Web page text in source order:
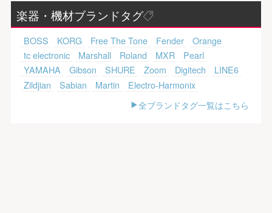
楽器・機材ブランドタグ
BOSS KORG Free The Tone Fender
Orange
tc electronic
Marshall Roland MXR
Pearl
YAMAHA
Gibson SHURE Zoom Digitech
LINE6
Zildjian
Sabian Martin
Electro-Harmonix
全ブランドタグ一覧はこちら